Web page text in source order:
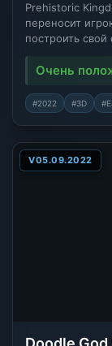
Prehistoric
переносит
построить
Очень
#2022 #3D
V05.09.2022